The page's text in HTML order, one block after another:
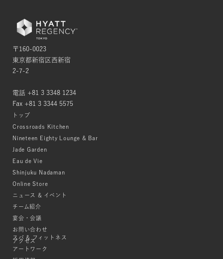
〒160-0023
東京都新宿区西新宿
2-7-2
電話 +81 3 3348 1234
Fax +81 3 3344 5575
トップ
Crossroads Kitchen
Nineteen Eighty Lounge & Bar
Jade Garden
Eau de Vie
Shinjuku Nadaman
Online Store
ニュース & イベント
チーム紹介
宴会・会議
お問い合わせ
アクセス
スパ & フィットネス
アートワーク